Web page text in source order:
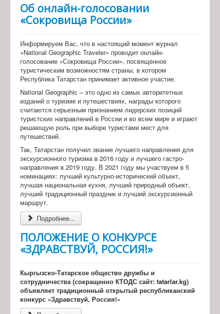
Об онлайн-голосовании
«Сокровища России»
Информируем Вас, что в настоящий момент журнал
«National Geographic Traveler» проводит онлайн-
голосование «Сокровища России», посвященное
туристическим возможностям страны, в котором
Республика Татарстан принимает активное участие.
National Geographic – это одно из самых авторитетных
изданий о туризме и путешествиях, награды которого
считаются серьезным признанием лидерских позиций
туристских направлений в России и во всем мире и играют
решающую роль при выборе туристами мест для
путешествий.
Так, Татарстан получил звание лучшего направления для
экскурсионного туризма в 2016 году и лучшего гастро-
направления в 2019 году. В 2021 году мы участвуем в 5
номинациях: лучший культурно-исторический объект,
лучшая национальная кухня, лучший природный объект,
лучший традиционный праздник и лучший экскурсионный
маршрут.
Подробнее...
ПОЛОЖЕНИЕ О КОНКУРСЕ
«ЗДРАВСТВУЙ, РОССИЯ!»
Кыргызско-Татарское общество дружбы и
сотрудничества (сокращенно КТОДС сайт: tatarlar.kg)
объявляет традиционный открытый республиканский
конкурс «Здравствуй, Россия!»